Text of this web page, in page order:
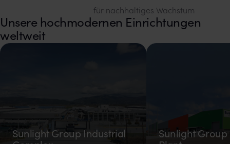
für nachhaltiges Wachstum
Unsere hochmodernen Einrichtungen
weltweit
Sunlight Group Industrial
Sunlight Group